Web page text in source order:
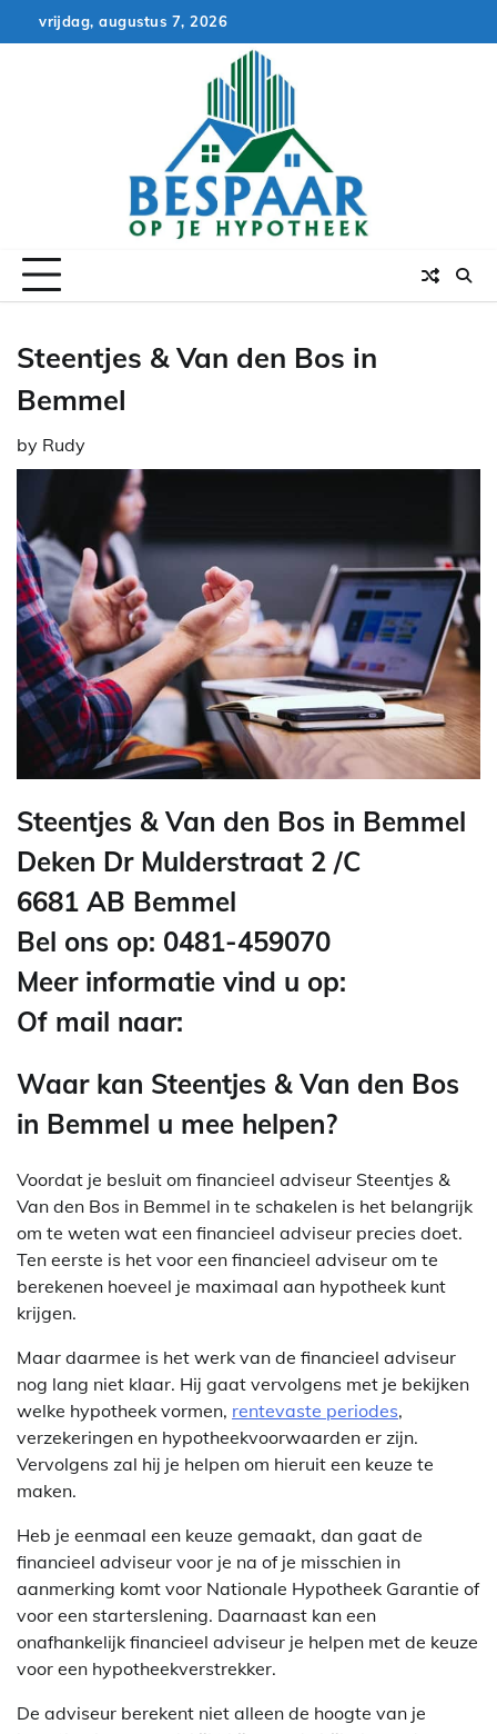
to
vrijdag, augustus 7, 2026
Steentjes & Van den Bos in
Bemmel
by Rudy
Steentjes & Van den Bos in Bemmel
Deken Dr Mulderstraat 2 /C
6681 AB Bemmel
Bel ons op: 0481-459070
Meer informatie vind u op:
Of mail naar:
Waar kan Steentjes & Van den Bos
in Bemmel u mee helpen?
Voordat je besluit om financieel adviseur Steentjes &
Van den Bos in Bemmel in te schakelen is het belangrijk
om te weten wat een financieel adviseur precies doet.
Ten eerste is het voor een financieel adviseur om te
berekenen hoeveel je maximaal aan hypotheek kunt
krijgen.
Maar daarmee is het werk van de financieel adviseur
nog lang niet klaar. Hij gaat vervolgens met je bekijken
welke hypotheek vormen, rentevaste periodes,
verzekeringen en hypotheekvoorwaarden er zijn.
Vervolgens zal hij je helpen om hieruit een keuze te
maken.
Heb je eenmaal een keuze gemaakt, dan gaat de
financieel adviseur voor je na of je misschien in
aanmerking komt voor Nationale Hypotheek Garantie of
voor een starterslening. Daarnaast kan een
onafhankelijk financieel adviseur je helpen met de keuze
voor een hypotheekverstrekker.
De adviseur berekent niet alleen de hoogte van je